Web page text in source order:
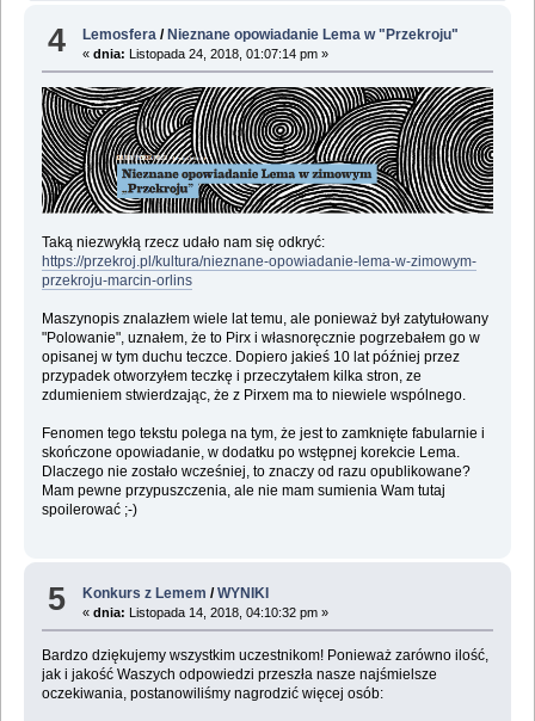
4 Lemosfera /Nieznane opowiadanie Lema w "Przekroju"
«dnia: Listopada 24, 2018, 01:07:14 pm »
Taką niezwykłą rzecz udało nam się odkryć:
https://przekroj.pl/kultura/nieznane-opowiadanie-lema-w-zimowym-
przekroju-marcin-orlins
Maszynopis znalazłem wiele lat temu, ale ponieważ był zatytułowany
"Polowanie", uznałem, że to Pirx i własnoręcznie pogrzebałem go w
opisanej w tym duchu teczce. Dopiero jakieś 10 lat później przez
przypadek otworzyłem teczkę i przeczytałem kilka stron, ze
zdumieniem stwierdzając, że z Pirxem ma to niewiele wspólnego.
Fenomen tego tekstu polega na tym, że jest to zamknięte fabularnie i
skończone opowiadanie, w dodatku po wstępnej korekcie Lema.
Dlaczego nie zostało wcześniej, to znaczy od razu opublikowane?
Mam pewne przypuszczenia, ale nie mam sumienia Wam tutaj
spoilerować ;-)
5 Konkurs z Lemem /WYNIKI
«dnia: Listopada 14, 2018, 04:10:32 pm »
Bardzo dziękujemy wszystkim uczestnikom! Ponieważ zarówno ilość,
jak i jakość Waszych odpowiedzi przeszła nasze najśmielsze
oczekiwania, postanowiliśmy nagrodzić więcej osób: